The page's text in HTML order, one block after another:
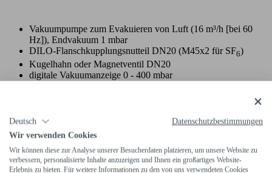
Vakuumpumpe zum Evakuieren von Luft (16 m³/h [bei 60
Hz]), Endvakuum 1 mbar
DILO-Flanschkupplungsnutteil DN20 (M45x2 für SF6)
Kugelhahn oder Magnetventil DN20
digitale Vakuumanzeige 0 - 400 mbar
Deutsch
Datenschutzbestimmungen
Wir verwenden Cookies
Wir können diese zur Analyse unserer Besucherdaten platzieren, um unsere Website zu
verbessern, personalisierte Inhalte anzuzeigen und Ihnen ein großartiges Website-
Erlebnis zu bieten. Für weitere Informationen zu den von uns verwendeten Cookies